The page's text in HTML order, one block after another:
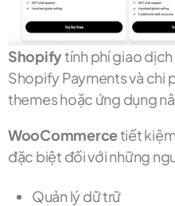
Shopifytính phí giao
Shopify Payments và chi
themes hoặc ứng dụng
WooCommercetiết
đặc biệt đối với những
Quản lý dữ trữ